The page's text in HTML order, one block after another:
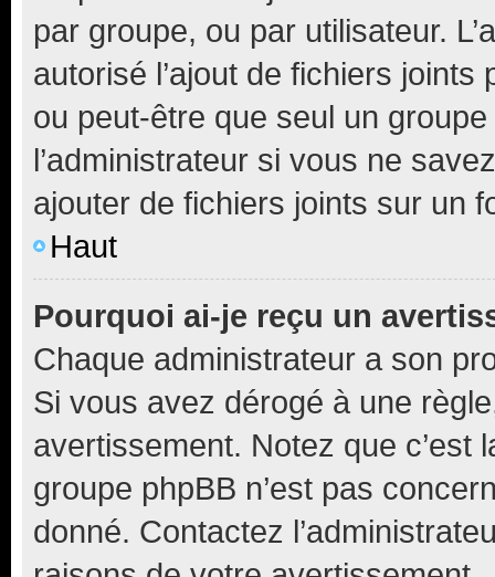
par groupe, ou par utilisateur.
autorisé l’ajout de fichiers
ou peut-être que seul un
l’administrateur si vous ne
ajouter de fichiers joints sur un
Haut
Pourquoi ai-je reçu un
Chaque administrateur a son
Si vous avez dérogé à une
avertissement. Notez que c’est
groupe phpBB n’est pas
donné. Contactez